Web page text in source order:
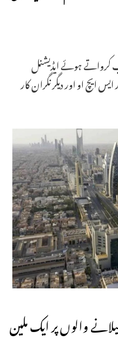
کرواتے ہوئے ایڈیشنل
ایچ او اور دیگر نگران کار
افواہیں پھیلانے والوں پر ایک ملین